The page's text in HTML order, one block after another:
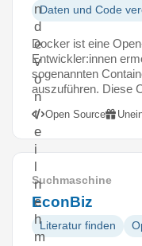
n
d
e
v
o
n
t
e
i
l
n
e
h
m
Daten und Code
Docker ist eine
Entwickler:innen
sogenannten
auszuführen. Diese
Open Source
Suchmaschine
EconBiz
Literatur finden